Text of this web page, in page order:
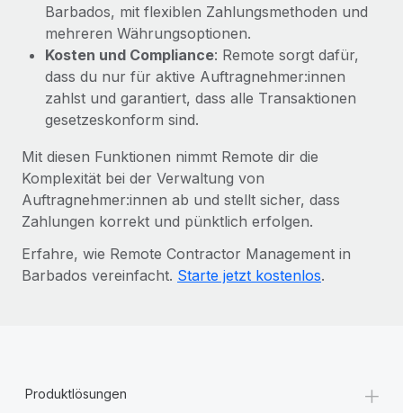
Barbados, mit flexiblen Zahlungsmethoden und
mehreren Währungsoptionen.
Kosten und Compliance: Remote sorgt dafür,
dass du nur für aktive Auftragnehmer:innen
zahlst und garantiert, dass alle Transaktionen
gesetzeskonform sind.
Mit diesen Funktionen nimmt Remote dir die
Komplexität bei der Verwaltung von
Auftragnehmer:innen ab und stellt sicher, dass
Zahlungen korrekt und pünktlich erfolgen.
Erfahre, wie Remote Contractor Management in
Barbados vereinfacht. Starte jetzt kostenlos.
Produktlösungen +